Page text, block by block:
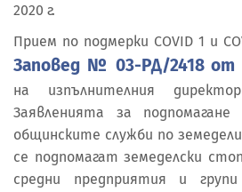
2020 г.
Прием по подмерки COVID 1 и
Заповед № 03-РД/2418 от
на изпълнителния
Заявленията за
общинските служби по
се подпомагат земеделски
средни предприятия и